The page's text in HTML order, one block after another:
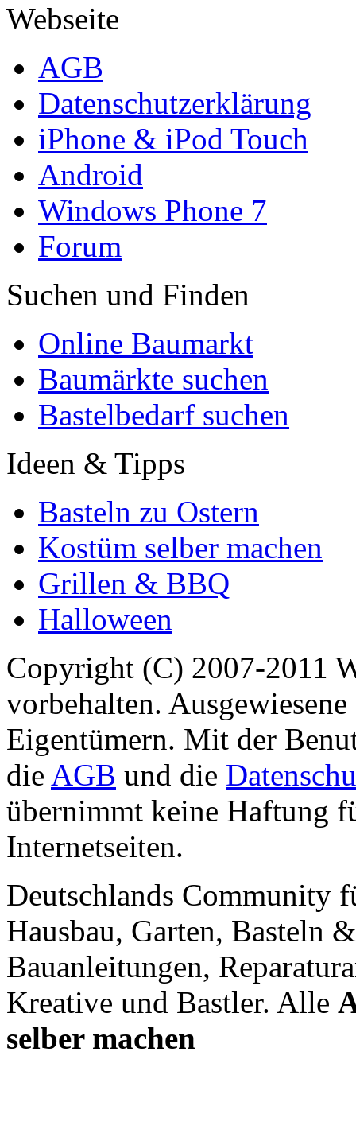
Webseite
AGB
Datenschutzerklärung
iPhone & iPod Touch
Android
Windows Phone 7
Forum
Suchen und Finden
Online Baumarkt
Baumärkte suchen
Bastelbedarf suchen
Ideen & Tipps
Basteln zu Ostern
Kostüm selber machen
Grillen & BBQ
Halloween
Copyright (C) 2007-2011
vorbehalten.
Eigentümern. Mit der
die AGB und die
übernimmt keine Haftung
Internetseiten.
Deutschlands Community
Hausbau, Garten, Basteln
Bauanleitungen,
Kreative und Bastler. Alle
selber machen